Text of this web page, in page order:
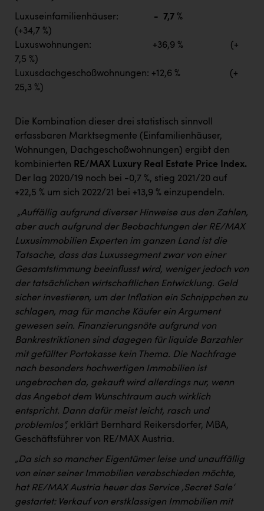
Luxuseinfamilienhäuser: - 7,7 %
(+34,7 %)
Luxuswohnungen: +36,9 % (+
7,5 %)
Luxusdachgeschoßwohnungen: +12,6 % (+
25,3 %)
Die Kombination dieser drei statistisch sinnvoll
erfassbaren Marktsegmente (Einfamilienhäuser,
Wohnungen, Dachgeschoßwohnungen) ergibt den
kombinierten RE/MAX Luxury Real Estate Price Index.
Der lag 2020/19 noch bei -0,7 %, stieg 2021/20 auf
+22,5 % um sich 2022/21 bei +13,9 % einzupendeln.
„Auffällig aufgrund diverser Hinweise aus den Zahlen,
aber auch aufgrund der Beobachtungen der RE/MAX
Luxusimmobilien Experten im ganzen Land ist die
Tatsache, dass das Luxussegment zwar von einer
Gesamtstimmung beeinflusst wird, weniger jedoch von
der tatsächlichen wirtschaftlichen Entwicklung. Geld
sicher investieren, um der Inflation ein Schnippchen zu
schlagen, mag für manche Käufer ein Argument
gewesen sein. Finanzierungsnöte aufgrund von
Bankrestriktionen sind dagegen für liquide Barzahler
mit gefüllter Portokasse kein Thema. Die Nachfrage
nach besonders hochwertigen Immobilien ist
ungebrochen da, gekauft wird allerdings nur, wenn
das Angebot dem Wunschtraum auch wirklich
entspricht. Dann dafür meist leicht, rasch und
problemlos“, erklärt Bernhard Reikersdorfer, MBA,
Geschäftsführer von RE/MAX Austria.
„Da sich so mancher Eigentümer leise und unauffällig
von einer seiner Immobilien verabschieden möchte,
hat RE/MAX Austria heuer das Service ‚Secret Sale‘
gestartet: Verkauf von erstklassigen Immobilien mit